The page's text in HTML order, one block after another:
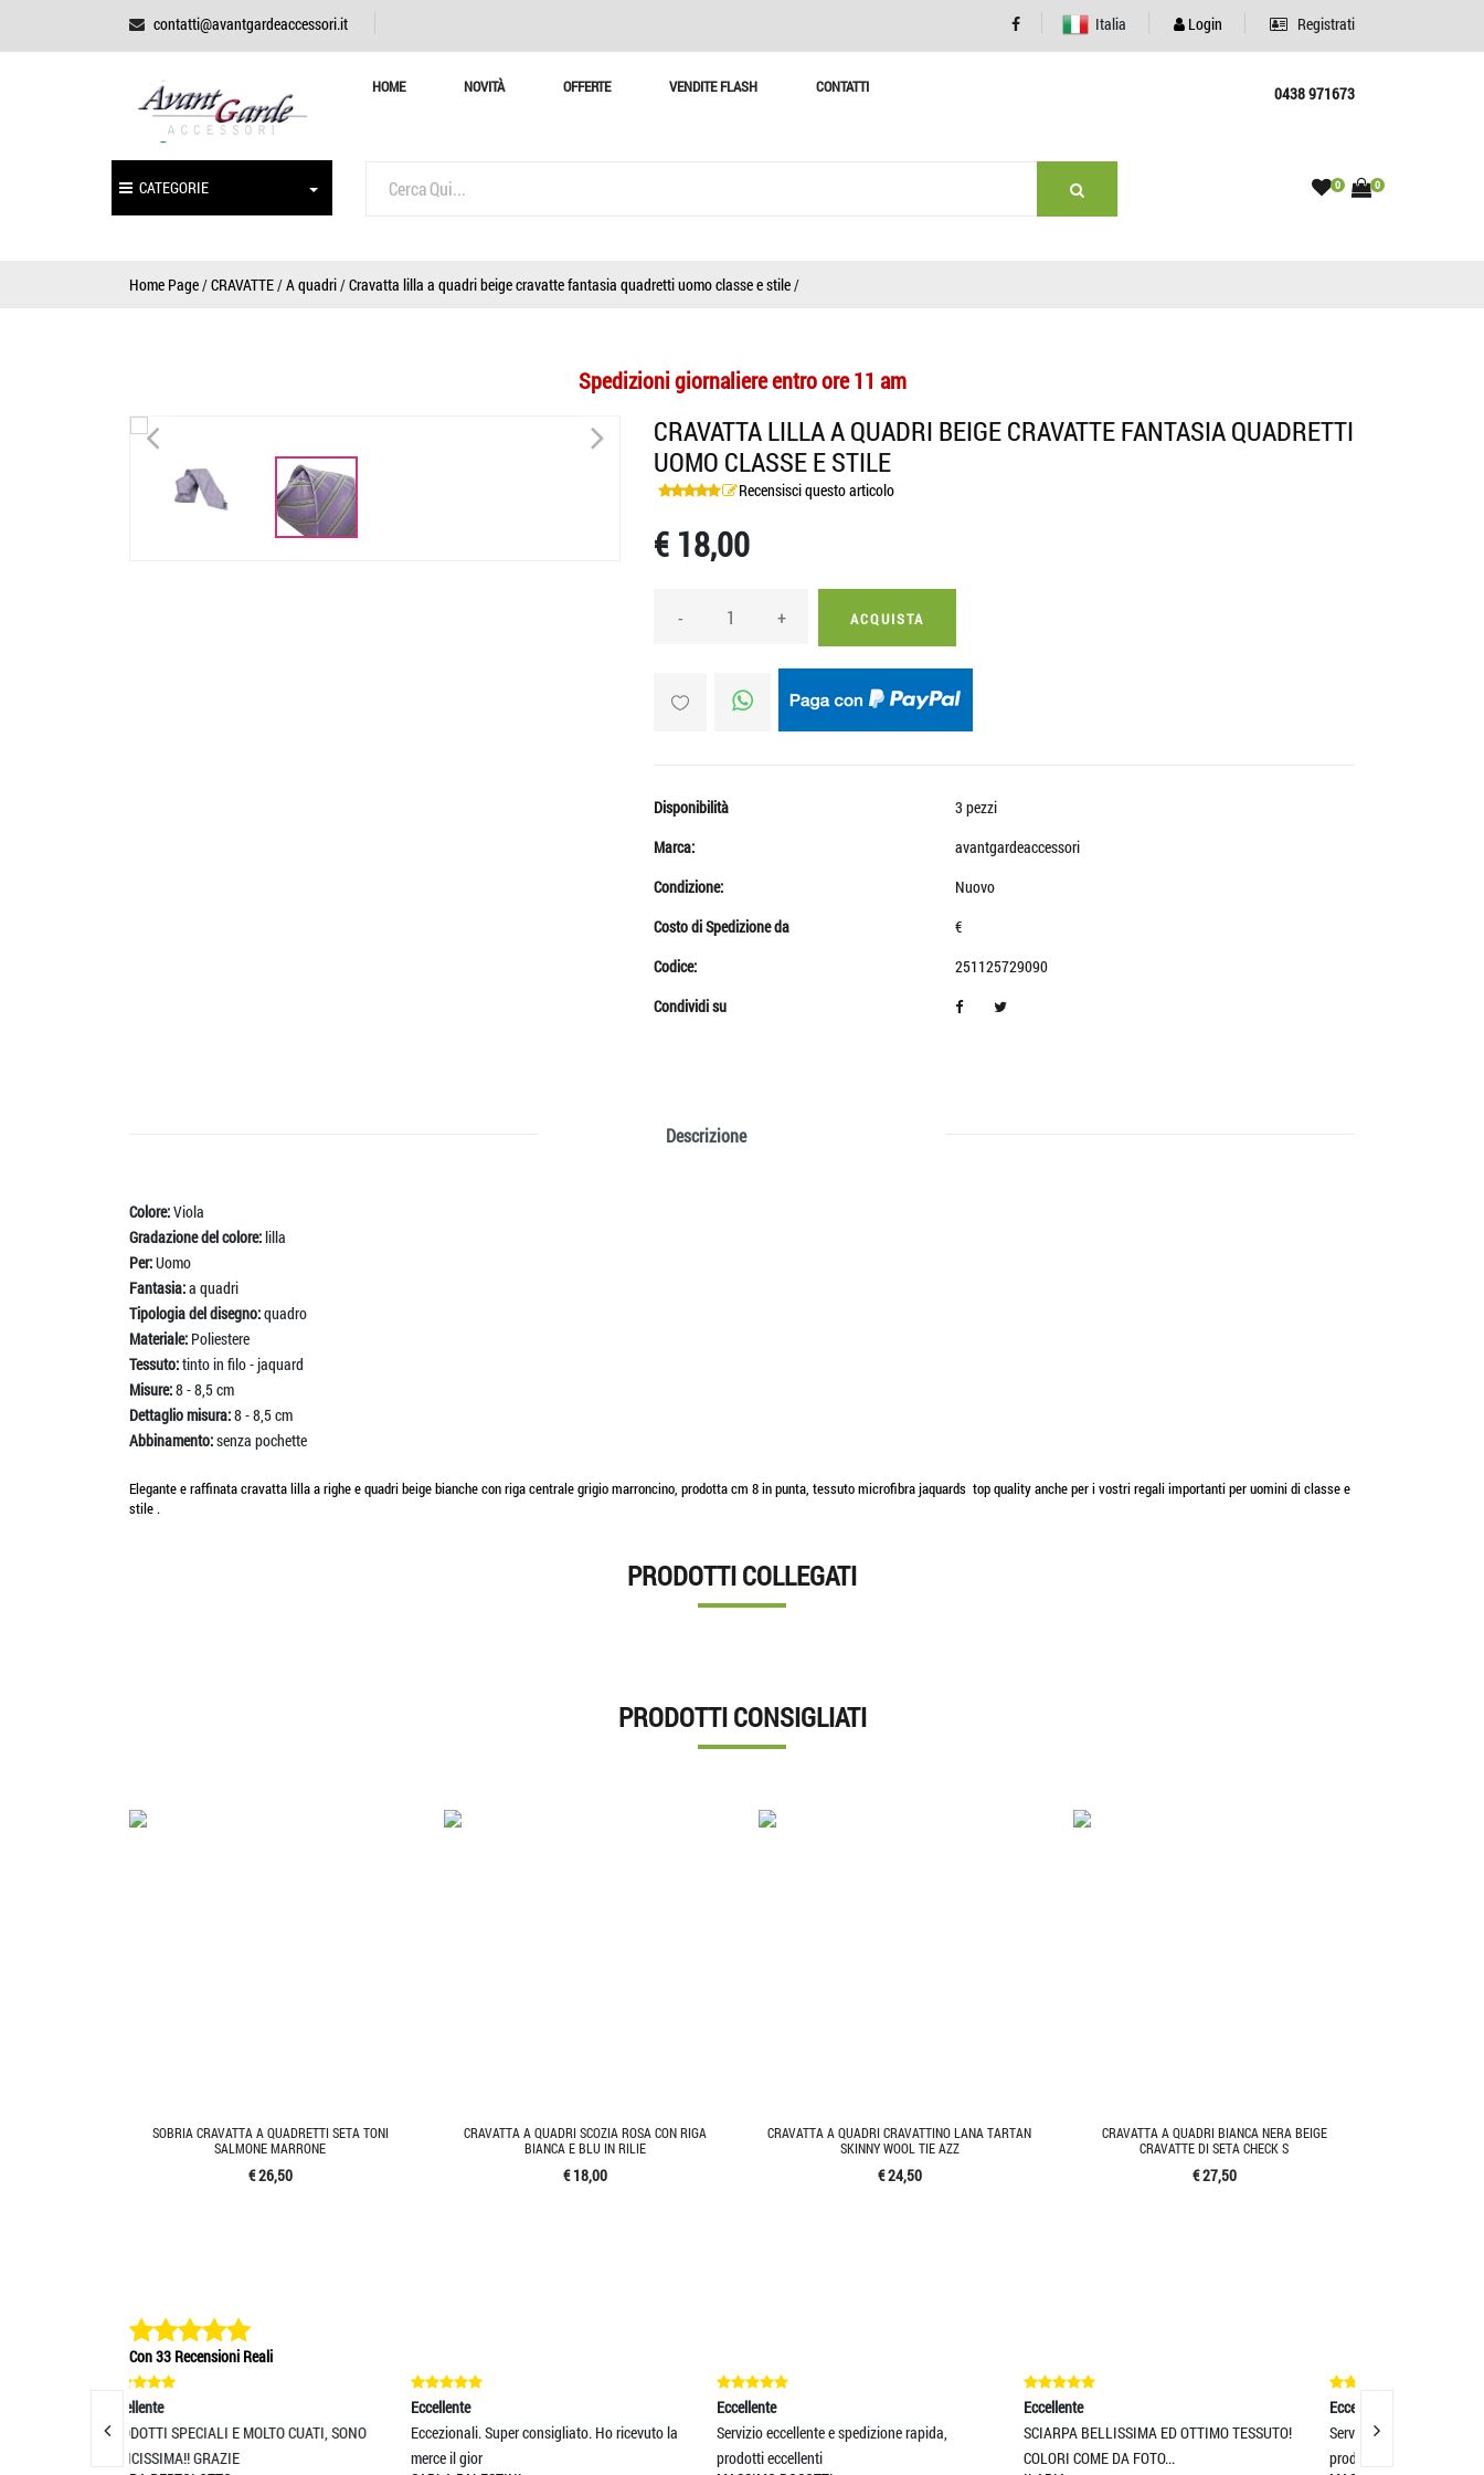
contatti@avantgardeaccessori.it Italia Login Registrati
HOME NOVITÀ OFFERTE VENDITE FLASH CONTATTI 0438 971673
CATEGORIE 0 0
Home Page/CRAVATTE/A quadri/Cravatta lilla a quadri beige cravatte fantasia quadretti uomo classe e stile/
Spedizioni giornaliere entro ore 11 am
< >
CRAVATTA LILLA A QUADRI BEIGE CRAVATTE FANTASIA QUADRETTI
UOMO CLASSE E STILE
Recensisci questo articolo
€ 18,00
- + ACQUISTA
Disponibilità
3 pezzi
Marca:
avantgardeaccessori
Condizione:
Nuovo
Costo di Spedizione da
€
Codice:
251125729090
Condividi su
Descrizione
Colore:Viola
Gradazione del colore:lilla
Per:Uomo
Fantasia:a quadri
Tipologia del disegno:quadro
Materiale: Poliestere
Tessuto:tinto in filo - jaquard
Misure:8 - 8,5 cm
Dettaglio misura:8 - 8,5 cm
Abbinamento:senza pochette
Elegante e raffinata cravatta lilla a righe e quadri beige bianche con riga centrale grigio marroncino, prodotta cm 8 in punta, tessuto microfibra jaquards top quality anche per i vostri regali importanti per uomini di classe e
stile .
PRODOTTI COLLEGATI
PRODOTTI CONSIGLIATI
SOBRIA CRAVATTA A QUADRETTI SETA TONI
SALMONE MARRONE
€ 26,50
CRAVATTA A QUADRI SCOZIA ROSA CON RIGA
BIANCA E BLU IN RILIE
€ 18,00
CRAVATTA A QUADRI CRAVATTINO LANA TARTAN
SKINNY WOOL TIE AZZ
€ 24,50
CRAVATTA A QUADRI BIANCA NERA BEIGE
CRAVATTE DI SETA CHECK S
€ 27,50
Con 33 Recensioni Reali
CUATI, SONO
Eccezionali. Super consigliato. Ho ricevuto la
merce il gior
Servizio eccellente e spedizione rapida,
prodotti eccellenti
SCIARPA BELLISSIMA ED OTTIMO TESSUTO!
COLORI COME DA FOTO...
Servizio eccellente e spedizione rapida,
prodotti eccellenti